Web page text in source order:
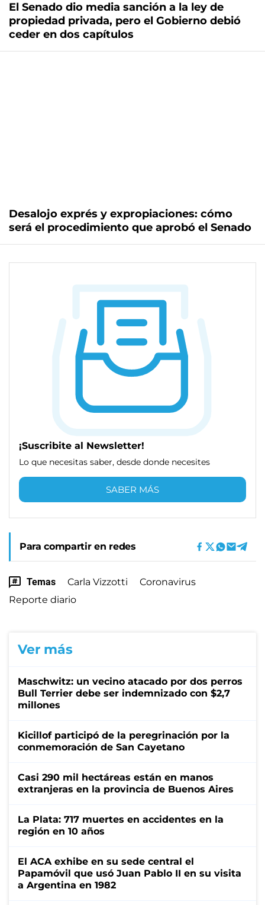
El Senado dio media sanción a la ley de
propiedad privada, pero el Gobierno debió
ceder en dos capítulos
Desalojo exprés y expropiaciones: cómo
será el procedimiento que aprobó el Senado
¡Suscribite al Newsletter!
Lo que necesitas saber, desde donde necesites
SABER MÁS
Para compartir en redes
Temas Carla Vizzotti
Coronavirus
Reporte diario
Ver más
Maschwitz: un vecino atacado por dos perros
Bull Terrier debe ser indemnizado con $2,7
millones
Kicillof participó de la peregrinación por la
conmemoración de San Cayetano
Casi 290 mil hectáreas están en manos
extranjeras en la provincia de Buenos Aires
La Plata: 717 muertes en accidentes en la
región en 10 años
El ACA exhibe en su sede central el
Papamóvil que usó Juan Pablo II en su visita
a Argentina en 1982